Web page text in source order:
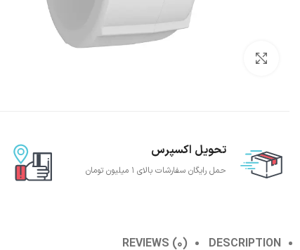
تحویل اکسپرس
حمل رایگان سفارشات بالای 1 میلیون تومان
DESCRIPTION
REVIEWS (0)